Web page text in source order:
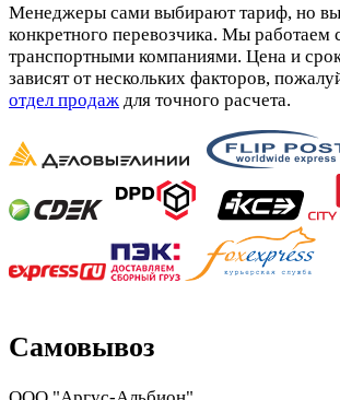
Менеджеры сами выбирают тариф, но
конкретного перевозчика. Мы работаем
транспортными компаниями. Цена и
зависят от нескольких факторов,
отдел продаж для точного расчета.
Самовывоз